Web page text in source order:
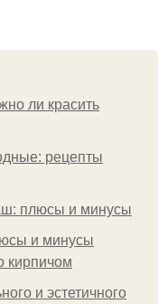
ли красить
рецепты
плюсы и минусы
и минусы
кирпичом
и эстетичного